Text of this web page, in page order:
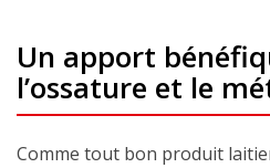
Un apport
l’ossature et le
Comme tout bon produit